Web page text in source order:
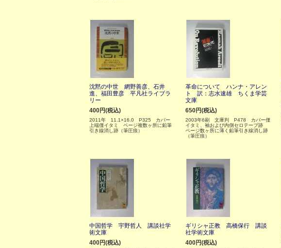
沈黙の中世 網野善彦、石井
進、福田豊彦 平凡社ライブラ
リー
400円(税込)
2011年 11.1×16.0 P325 カバー
上端僅イタミ ページ複数ヶ所に鉛筆
引き線消し跡（筆圧痕）
革命について ハンナ・アレン
ト 訳：志水速雄 ちくま学芸
文庫
650円(税込)
2003年6刷 文庫判 P478 カバー僅
イタミ、袖および内側セロテープ跡
ページ数ヶ所に薄く鉛筆引き線消し跡
（筆圧痕）
中国哲学 宇野哲人 講談社学
術文庫
400円(税込)
ギリシャ正教 高橋保行 講談
社学術文庫
400円(税込)